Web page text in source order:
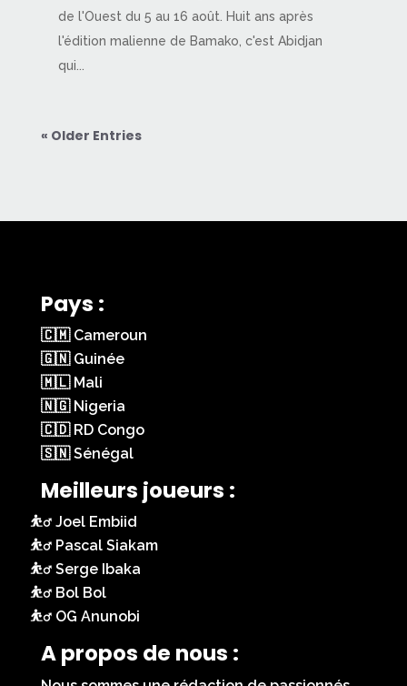
de l'Ouest du 5 au 16 août. Huit ans après
l'édition malienne de Bamako, c'est Abidjan
qui...
« Older Entries
Pays :
🇨🇲 Cameroun
🇬🇳 Guinée
🇲🇱 Mali
🇳🇬 Nigeria
🇨🇩 RD Congo
🇸🇳 Sénégal
Meilleurs joueurs :
Joel Embiid
Pascal Siakam
Serge Ibaka
Bol Bol
OG Anunobi
A propos de nous :